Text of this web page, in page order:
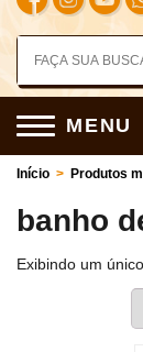
MENU
Início > Produtos
banho
Exibindo um